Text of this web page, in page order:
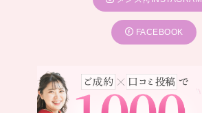
FACEBOOK